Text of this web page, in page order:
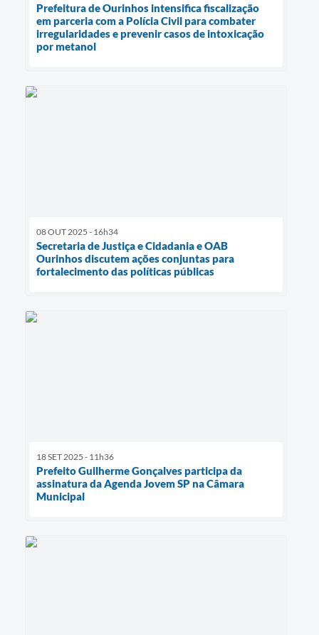
Prefeitura de Ourinhos intensifica fiscalização
em parceria com a Polícia Civil para combater
irregularidades e prevenir casos de intoxicação
por metanol
08 OUT 2025 - 16h34
Secretaria de Justiça e Cidadania e OAB
Ourinhos discutem ações conjuntas para
fortalecimento das políticas públicas
18 SET 2025 - 11h36
Prefeito Guilherme Gonçalves participa da
assinatura da Agenda Jovem SP na Câmara
Municipal